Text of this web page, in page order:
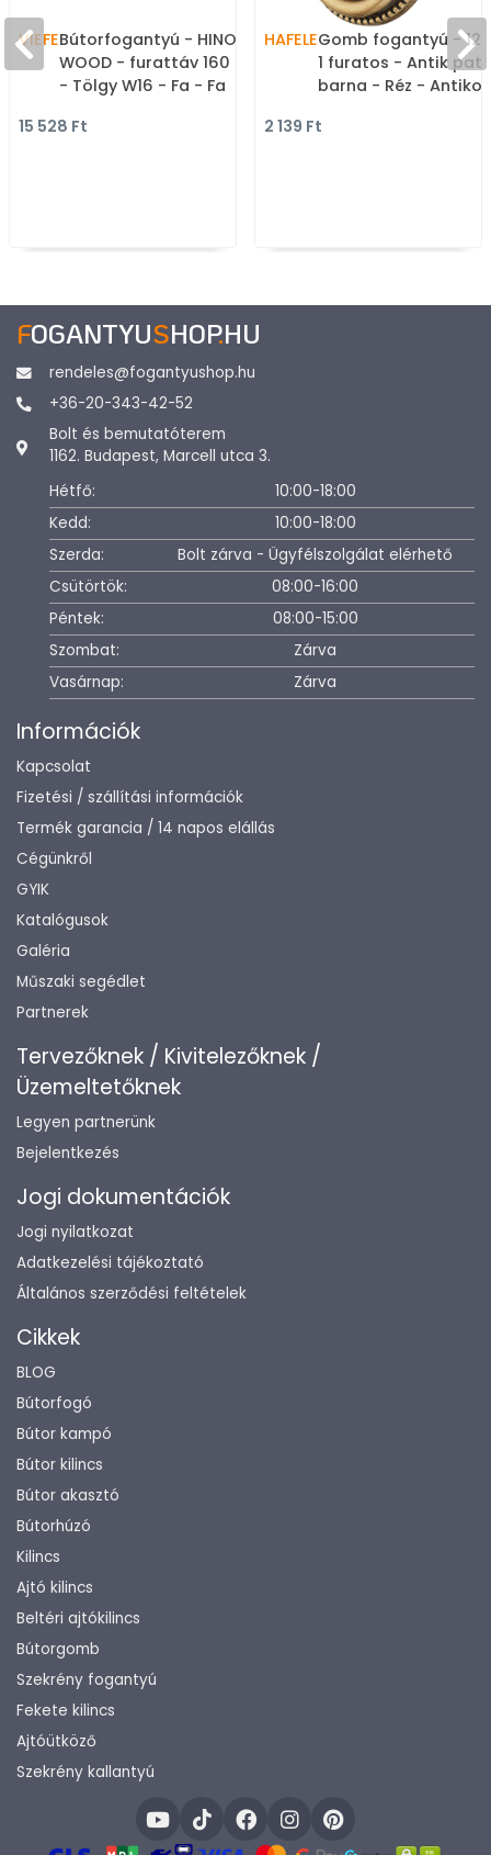
VIEFEBútorfogantyú - HINOKI
WOOD - furattáv 160 mm
- Tölgy W16 - Fa - Fa
15 528 Ft
HAFELEGomb fogantyú -
1 furatos - Antik
barna - Réz - Antikolt,
gombfogantyú
2 139 Ft
FOGANTYUSHOP.HU
rendeles@fogantyushop.hu
+36-20-343-42-52
Bolt és bemutatóterem
1162. Budapest, Marcell utca 3.
Hétfő:
10:00-18:00
Kedd:
10:00-18:00
Szerda:
Bolt zárva - Ügyfélszolgálat elérhető
Csütörtök:
08:00-16:00
Péntek:
08:00-15:00
Szombat:
Zárva
Vasárnap:
Zárva
Információk
Kapcsolat
Fizetési / szállítási információk
Termék garancia / 14 napos elállás
Cégünkről
GYIK
Katalógusok
Galéria
Műszaki segédlet
Partnerek
Tervezőknek / Kivitelezőknek /
Üzemeltetőknek
Legyen partnerünk
Bejelentkezés
Jogi dokumentációk
Jogi nyilatkozat
Adatkezelési tájékoztató
Általános szerződési feltételek
Cikkek
BLOG
Bútorfogó
Bútor kampó
Bútor kilincs
Bútor akasztó
Bútorhúzó
Kilincs
Ajtó kilincs
Beltéri ajtókilincs
Bútorgomb
Szekrény fogantyú
Fekete kilincs
Ajtóütköző
Szekrény kallantyú